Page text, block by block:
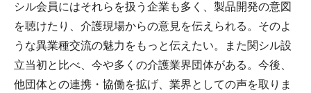
シル会員にはそれらを扱う企業も多く、製品開発の意図
を聴けたり、介護現場からの意見を伝えられる。そのよ
うな異業種交流の魅力をもっと伝えたい。また関シル設
立当初と比べ、今や多くの介護業界団体がある。今後、
他団体との連携・協働を拡げ、業界としての声を取りま